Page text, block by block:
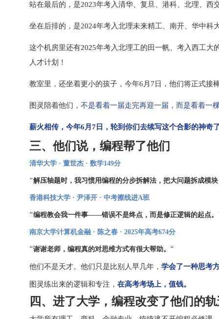
站在最后的，是2023年考入清华、复旦、港科、北理、西
坐在后排的，是2024年考入北理未来精工、南开、华中科
这个机房里还有2025年考入北理工的田一帆、考入西工大
人才计划！
教室里，还坐着更小的孩子，今年6月7日，他们将正式接
图灵陪着他们， 不是看着一届走完再迎一届，而是看着一
薪火相传，今年6月7日，轮到你们去续写这个合影的神奇
三、他们说，编程帮了他们
清华大学 · 董世杰 · 数学149分
"解压轴题时，我习惯用编程的分步拆解法，把大问题拆成模
香港科技大学 · 尹泽开 · 中考擦线进A班
"编程教会我一件事——错误不是终点，而是修正逻辑的起点
南京大学计算机金融 · 陈之春 · 2025年高考674分
"谢谢老师，编程真的对思维方式有很大帮助。"
他们不是天才。他们只是比别人早几年， 学会了一种思考
图灵练出来的逻辑和专注， 在高考考场上，值钱。
四、进了大学，编程改变了他们的